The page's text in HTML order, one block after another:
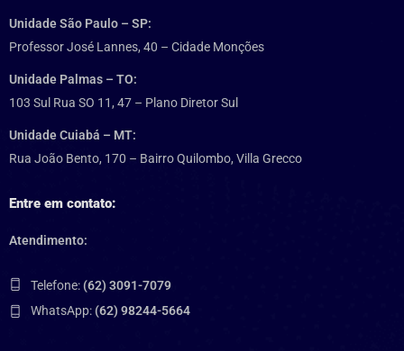
Unidade São Paulo – SP:
Professor José Lannes, 40 – Cidade Monções
Unidade Palmas – TO:
103 Sul Rua SO 11, 47 – Plano Diretor Sul
Unidade Cuiabá – MT:
Rua João Bento, 170 – Bairro Quilombo, Villa Grecco
Entre em contato:
Atendimento:
Telefone: (62) 3091-7079
WhatsApp: (62) 98244-5664